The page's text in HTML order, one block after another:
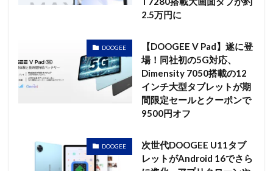
2.5万円に
DOOGEE
【DOOGEE V Pad】遂に登
場！同社初の5G対応、
Dimensity 7050搭載の12
インチ大型タブレットが期
間限定セールとクーポンで
9500円オフ
DOOGEE
次世代DOOGEE U11タブ
レットがAndroid 16でさら